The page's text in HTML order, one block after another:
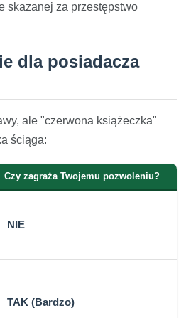
skazanej za przestępstwo
dla posiadacza
ale "czerwona książeczka"
ściąga:
Czy zagraża Twojemu pozwoleniu?
NIE
TAK (Bardzo)